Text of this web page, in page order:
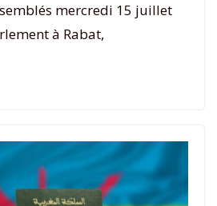
mercredi 15 juillet
à Rabat,